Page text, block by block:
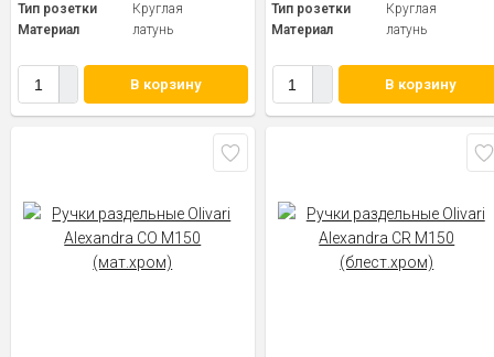
Тип розетки
Круглая
Материал
латунь
В корзину
Тип розетки
Круглая
Материал
латунь
В корзину